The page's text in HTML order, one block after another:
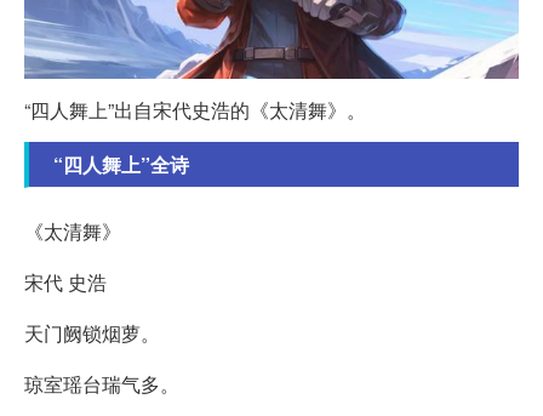
“四人舞上”出自宋代史浩的《太清舞》。
“四人舞上”全诗
《太清舞》
宋代 史浩
天门阙锁烟萝。
琼室瑶台瑞气多。